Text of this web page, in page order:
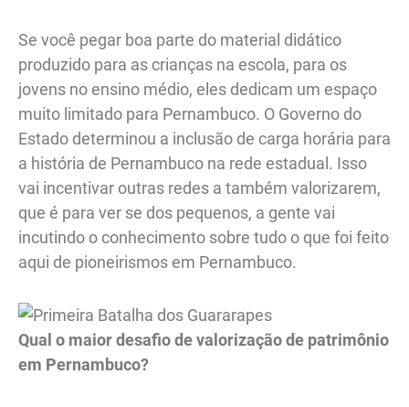
Se você pegar boa parte do material didático
produzido para as crianças na escola, para os
jovens no ensino médio, eles dedicam um espaço
muito limitado para Pernambuco. O Governo do
Estado determinou a inclusão de carga horária para
a história de Pernambuco na rede estadual. Isso
vai incentivar outras redes a também valorizarem,
que é para ver se dos pequenos, a gente vai
incutindo o conhecimento sobre tudo o que foi feito
aqui de pioneirismos em Pernambuco.
Qual o maior desafio de valorização de patrimônio
em Pernambuco?